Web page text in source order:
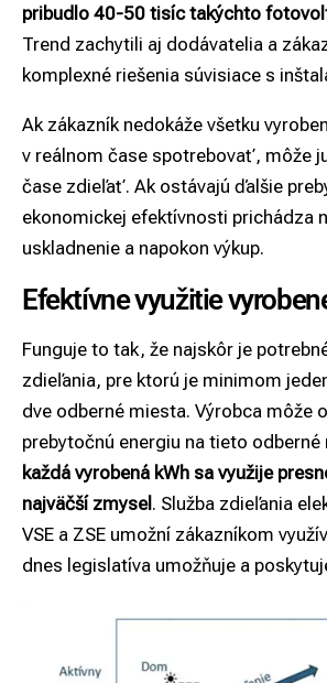
pribudlo 40-50 tisíc takýchto
Trend zachytili aj dodávatelia a
komplexné riešenia súvisiace s
Ak zákazník nedokáže všetku
v reálnom čase spotrebovať, môže
čase zdieľať. Ak ostávajú ďalšie
ekonomickej efektívnosti prichádza
uskladnenie a napokon výkup.
Efektívne využitie
Funguje to tak, že najskôr je
zdieľania, pre ktorú je minimom
dve odberné miesta. Výrobca môže
prebytočnú energiu na tieto
každá vyrobená kWh sa využije
najväčší zmysel . Služba zdieľania
VSE a ZSE umožní zákazníkom
dnes legislatíva umožňuje a